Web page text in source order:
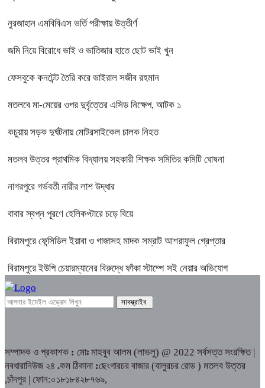
নুরজাহান এমবিবিএস ভর্তি পরীক্ষায় উত্তীর্ণ
জমি নিয়ে বিরোধে ভাই ও ভাতিজার হাতে ছোট ভাই খুন
ফেসবুকে কনটেন্ট তৈরি করে ভাইরাল সজীব রহমান
মতলবে মা-মেয়ের ওপর দুর্বৃত্তের এসিড নিক্ষেপ, আটক ১
কচুয়ায় সড়ক দুর্ঘটনায় মোটরসাইকেল চালক নিহত
মতলব উত্তর প্রাথমিক বিদ্যালয় সহকারী শিক্ষক সমিতির কমিটি ঘোষনা
নাগরপুরে গর্ভবতী নারীর লাশ উদ্ধার
বাবার স্বপ্ন পূরণে হেলিকপ্টারে চড়ে বিয়ে
বিরামপুরে ফেন্সিডিল ইয়াবা ও গাজাসহ মাদক সম্রাট আশরাফুল গ্রেপ্তার
বিরামপুরে ইউপি চেয়ারম্যানের বিরুদ্ধে ফাঁকা স্টাম্পে সই নেয়ার অভিযোগ
সম্পাদক ও প্রকাশক : মোঃ মাহবুব আলম (লাভলু) @ 2022 সর্বসত্ত সংরক্ষিত |
নবধারানিউজ ২৪ .কম ঠিকানা :ছেংগারচর বাজার (বালুরচর রোড ) মতলব উত্তর
,চাঁদপুর | ফোন:০১৮১৮৪২৮৭৬৯,